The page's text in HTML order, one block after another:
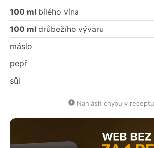
100 ml bílého vína
100 ml drůbežího vývaru
máslo
pepř
sůl
Nahlásit chybu v receptu